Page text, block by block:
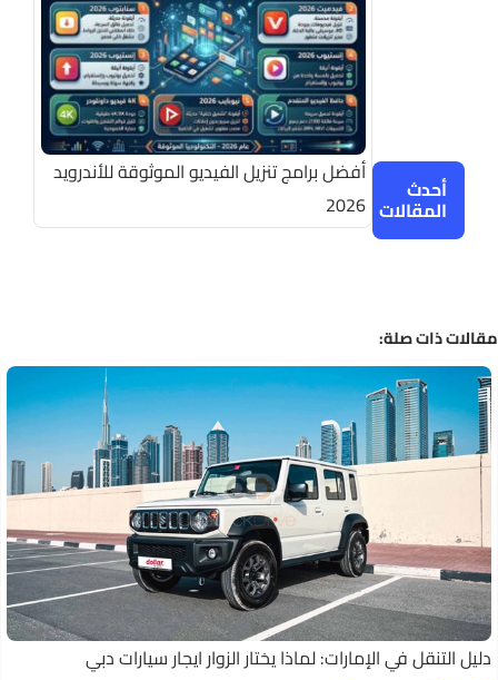
أحدث
المقالات
أفضل برامج تنزيل الفيديو الموثوقة للأندرويد
2026
ذات صلة:
التنقل في الإمارات: لماذا يختار الزوار ايجار سيارات دبي